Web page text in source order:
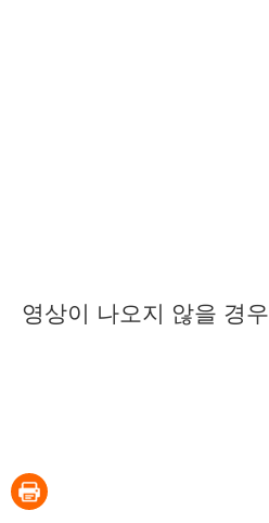
영상이 나오지 않을 경우